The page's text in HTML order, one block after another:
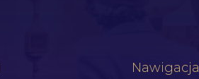
Nawigacja